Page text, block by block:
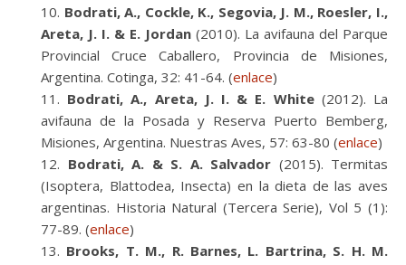
Bodrati, A., Cockle, K., Segovia, J. M., Roesler, I.,
Areta, J. I. & E. Jordan (2010). La avifauna del Parque
Provincial Cruce Caballero, Provincia de Misiones,
Argentina. Cotinga, 32: 41-64. (enlace)
Bodrati, A., Areta, J. I. & E. White(2012). La
avifauna de la Posada y Reserva Puerto Bemberg,
Misiones, Argentina. Nuestras Aves, 57: 63-80 (enlace)
Bodrati, A. & S. A. Salvador (2015). Termitas
(Isoptera, Blattodea, Insecta) en la dieta de las aves
argentinas. Historia Natural (Tercera Serie), Vol 5 (1):
77-89. (enlace)
Brooks, T. M., R. Barnes, L. Bartrina, S. H. M.